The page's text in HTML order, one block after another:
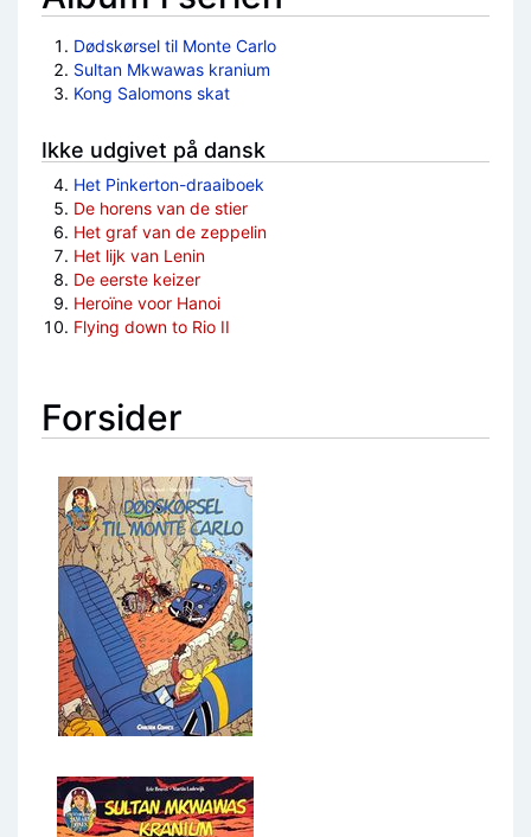
Dødskørsel til Monte Carlo
Sultan Mkwawas kranium
Kong Salomons skat
Ikke udgivet på dansk
Het Pinkerton-draaiboek
De horens van de stier
Het graf van de zeppelin
Het lijk van Lenin
De eerste keizer
Heroïne voor Hanoi
Flying down to Rio II
Forsider